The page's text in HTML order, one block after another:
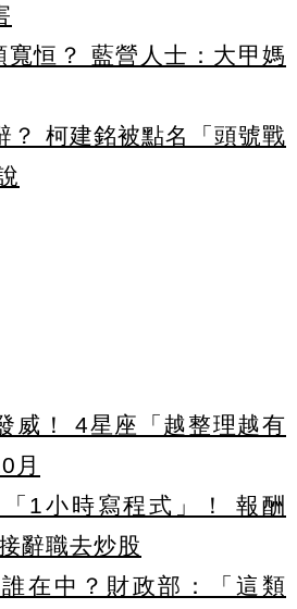
寬恒？ 藍營人士：大甲媽
？ 柯建銘被點名「頭號戰
威！ 4星座「越整理越有
月
1小時寫程式」！ 報酬
辭職去炒股
在中？財政部：「這類